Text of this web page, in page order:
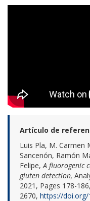
Artículo de
Luis Pla, M. Carmen
Sancenón, Ramón
Felipe,A fluorogenic
gluten detection,
2021, Pages 178-
2670, https://doi.org/